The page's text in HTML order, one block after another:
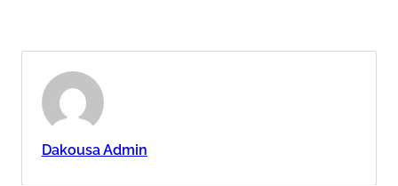
Dakousa Admin